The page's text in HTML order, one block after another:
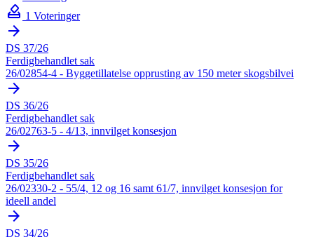
how_to_vote 1 Voteringer
arrow_forward
DS 37/26
Ferdigbehandlet sak
26/02854-4 - Byggetillatelse opprusting av 150 meter skogsbilvei
arrow_forward
DS 36/26
Ferdigbehandlet sak
26/02763-5 - 4/13, innvilget konsesjon
arrow_forward
DS 35/26
Ferdigbehandlet sak
26/02330-2 - 55/4, 12 og 16 samt 61/7, innvilget konsesjon for
ideell andel
arrow_forward
DS 34/26